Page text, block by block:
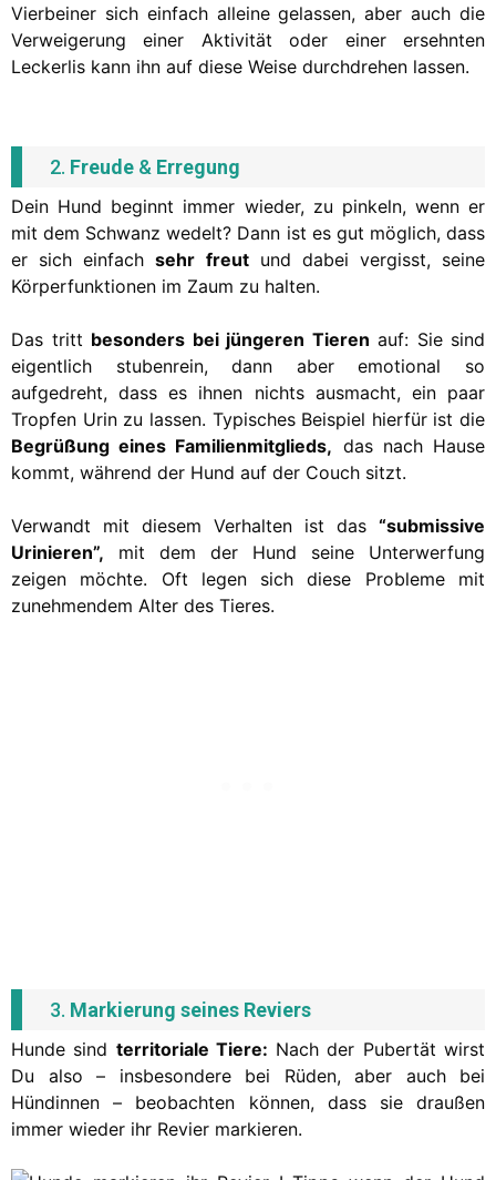
Vierbeiner sich einfach alleine gelassen, aber auch die
Verweigerung einer Aktivität oder einer ersehnten
Leckerlis kann ihn auf diese Weise durchdrehen lassen.
2. Freude & Erregung
Dein Hund beginnt immer wieder, zu pinkeln, wenn er
mit dem Schwanz wedelt? Dann ist es gut möglich, dass
er sich einfachsehr freutund dabei vergisst, seine
Körperfunktionen im Zaum zu halten.
Das tritt besonders bei jüngeren Tieren auf: Sie sind
eigentlich stubenrein, dann aber emotional so
aufgedreht, dass es ihnen nichts ausmacht, ein paar
Tropfen Urin zu lassen. Typisches Beispiel hierfür ist die
Begrüßung eines Familienmitglieds, das nach Hause
kommt, während der Hund auf der Couch sitzt.
Verwandt mit diesem Verhalten ist das “submissive
Urinieren”, mit dem der Hund seine Unterwerfung
zeigen möchte. Oft legen sich diese Probleme mit
zunehmendem Alter des Tieres.
3. Markierung seines Reviers
Hunde sind territoriale Tiere: Nach der Pubertät wirst
Du also – insbesondere bei Rüden, aber auch bei
Hündinnen – beobachten können, dass sie draußen
immer wieder ihr Revier markieren.